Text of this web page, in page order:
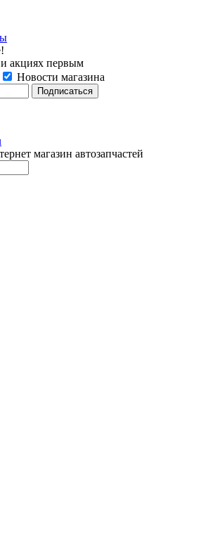
и акциях первым
Новости магазина
магазин автозапчастей